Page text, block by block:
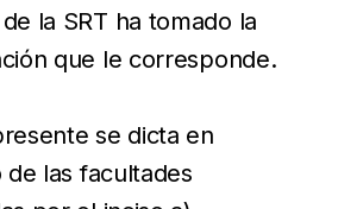
la SRT ha tomado la
que le corresponde.
se dicta en
de las facultades